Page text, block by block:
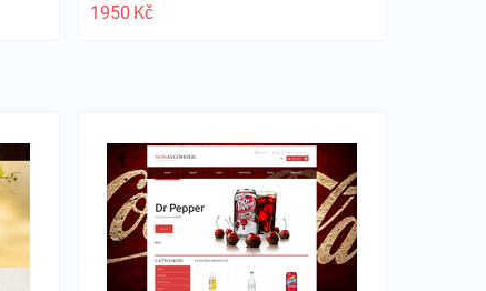
1950 Kč